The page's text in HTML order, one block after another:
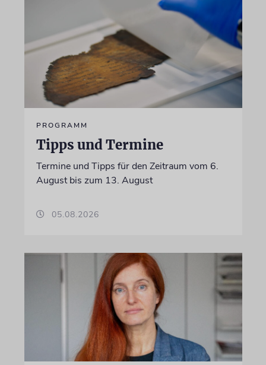
PROGRAMM
Tipps und Termine
Termine und Tipps für den Zeitraum vom 6.
August bis zum 13. August
05.08.2026